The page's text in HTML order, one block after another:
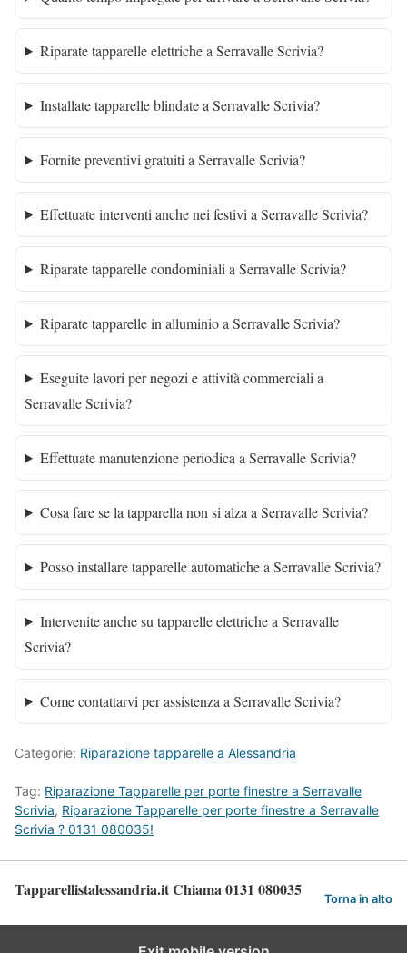
Riparate tapparelle elettriche a Serravalle Scrivia?
Installate tapparelle blindate a Serravalle Scrivia?
Fornite preventivi gratuiti a Serravalle Scrivia?
Effettuate interventi anche nei festivi a Serravalle Scrivia?
Riparate tapparelle condominiali a Serravalle Scrivia?
Riparate tapparelle in alluminio a Serravalle Scrivia?
Eseguite lavori per negozi e attività commerciali a
Serravalle Scrivia?
Effettuate manutenzione periodica a Serravalle Scrivia?
Cosa fare se la tapparella non si alza a Serravalle Scrivia?
Posso installare tapparelle automatiche a Serravalle Scrivia?
Intervenite anche su tapparelle elettriche a Serravalle
Scrivia?
Come contattarvi per assistenza a Serravalle Scrivia?
Categorie: Riparazione tapparelle a Alessandria
Tag: Riparazione Tapparelle per porte finestre a Serravalle
Scrivia, Riparazione Tapparelle per porte finestre a Serravalle
Scrivia ? 0131 080035!
Tapparellistalessandria.it Chiama 0131 080035 Torna in alto